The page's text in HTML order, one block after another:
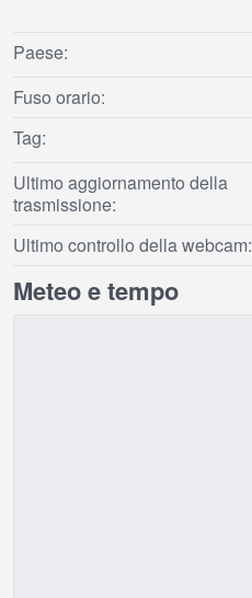
Paese:
Fuso orario:
Tag:
Ultimo aggiornamento della
trasmissione:
Ultimo controllo della webcam:
Meteo e tempo